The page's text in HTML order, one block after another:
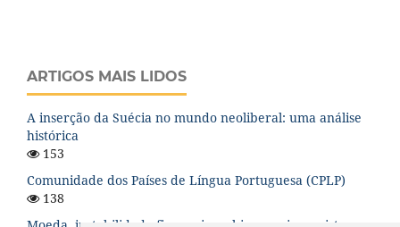
ARTIGOS MAIS LIDOS
A inserção da Suécia no mundo neoliberal: uma análise
histórica
153
Comunidade dos Países de Língua Portuguesa (CPLP)
138